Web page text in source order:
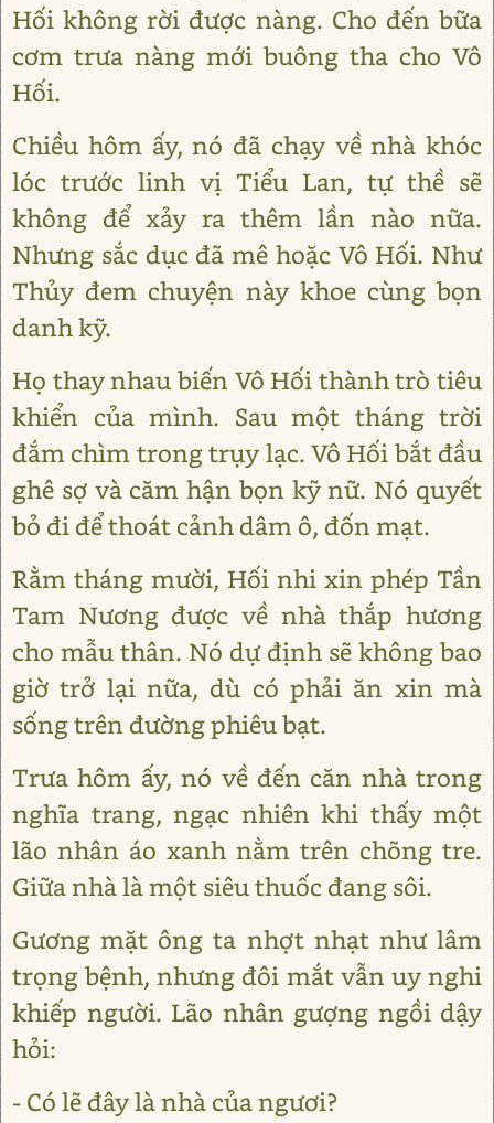
Hối không rời được nàng. Cho đến bữa
cơm trưa nàng mới buông tha cho Vô
Hối.
Chiều hôm ấy, nó đã chạy về nhà khóc
lóc trước linh vị Tiểu Lan, tự thề sẽ
không để xảy ra thêm lần nào nữa.
Nhưng sắc dục đã mê hoặc Vô Hối. Như
Thủy đem chuyện này khoe cùng bọn
danh kỹ.
Họ thay nhau biến Vô Hối thành trò tiêu
khiển của mình. Sau một tháng trời
đắm chìm trong trụy lạc. Vô Hối bắt đầu
ghê sợ và căm hận bọn kỹ nữ. Nó quyết
bỏ đi để thoát cảnh dâm ô, đốn mạt.
Rằm tháng mười, Hối nhi xin phép Tần
Tam Nương được về nhà thắp hương
cho mẫu thân. Nó dự định sẽ không bao
giờ trở lại nữa, dù có phải ăn xin mà
sống trên đường phiêu bạt.
Trưa hôm ấy, nó về đến căn nhà trong
nghĩa trang, ngạc nhiên khi thấy một
lão nhân áo xanh nằm trên chõng tre.
Giữa nhà là một siêu thuốc đang sôi.
Gương mặt ông ta nhợt nhạt như lâm
trọng bệnh, nhưng đôi mắt vẫn uy nghi
khiếp người. Lão nhân gượng ngồi dậy
hỏi:
- Có lẽ đây là nhà của ngươi?